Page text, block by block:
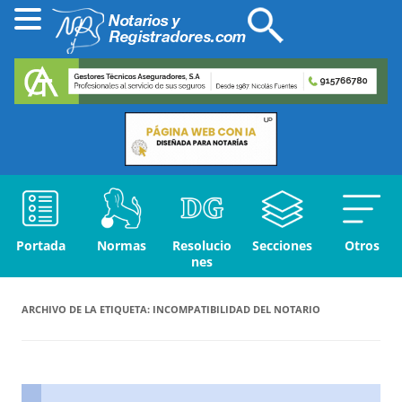
Portada Normas
Resolucio
nes
Secciones Otros
ARCHIVO DE LA ETIQUETA: INCOMPATIBILIDAD DEL NOTARIO